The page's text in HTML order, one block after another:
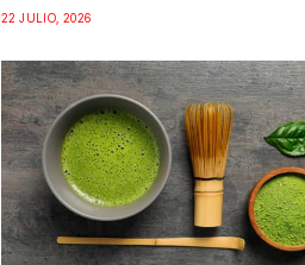
22 JULIO, 2026